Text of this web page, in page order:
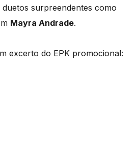
duetos surpreendentes como
Mayra Andrade.
excerto do EPK promocional: